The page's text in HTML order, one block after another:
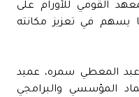
القومي للأورام على
يسهم في تعزيز مكانته
المعطي سمره، عميد
المؤسسي والبرامجي